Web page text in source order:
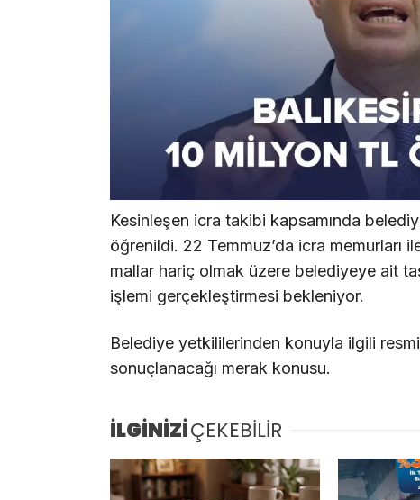
Kesinleşen icra takibi kapsamında
öğrenildi. 22 Temmuz’da icra memurları
mallar hariç olmak üzere belediyeye ait
işlemi gerçekleştirmesi bekleniyor.
Belediye yetkililerinden konuyla ilgili
sonuçlanacağı merak konusu.
İLGİNİZİÇEKEBİLİR